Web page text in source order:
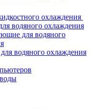
охлаждения
водяного охлаждения
для водяного
водяного охлаждения